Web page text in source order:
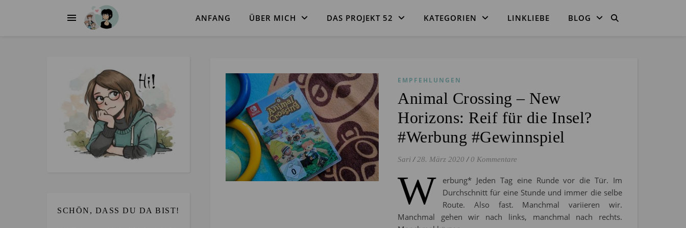
ANFANG ÜBER MICH DAS PROJEKT 52 KATEGORIEN LINKLIEBE BLOG
SCHÖN, DASS DU DA BIST!
EMPFEHLUNGEN
Animal Crossing – New
Horizons: Reif für die Insel?
#Werbung #Gewinnspiel
Sari / 28. März 2020 / 0 Kommentare
W
erbung* Jeden Tag eine Runde vor die Tür. Im
Durchschnitt für eine Stunde und immer die selbe
Route. Also fast. Manchmal variieren wir.
Manchmal gehen wir nach links, manchmal nach rechts.